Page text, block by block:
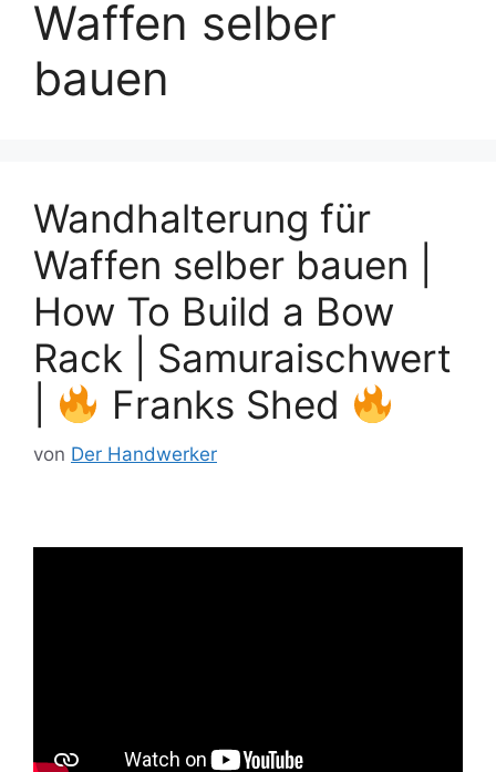
Waffen selber
bauen
Wandhalterung für
Waffen selber bauen |
How To Build a Bow
Rack | Samuraischwert
Franks Shed
von Der Handwerker